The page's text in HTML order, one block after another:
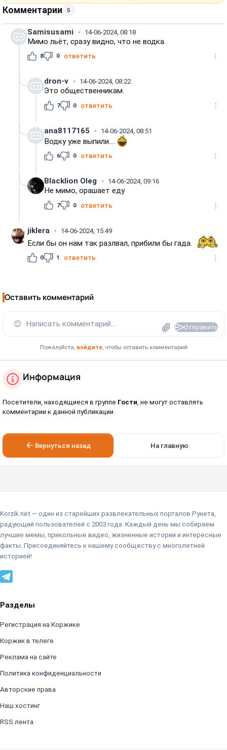
Комментарии 5
Samisusami 14-06-2024, 08:18
Мимо льёт, сразу видно, что не водка.
8 0 ответить
dron-v 14-06-2024, 08:22
Это общественникам.
7 0 ответить
ana8117165 14-06-2024, 08:51
Водку уже выпили....
6 0 ответить
Blacklion Oleg 14-06-2024, 09:16
Не мимо, орашает еду
7 0 ответить
jiklera 14-06-2024, 15:49
Если бы он нам так разлвал, прибили бы гада.
0 1 ответить
Оставить комментарий
😊 Написать комментарий... Отправить
Пожалуйста, войдите, чтобы оставить комментарий
Информация
Посетители, находящиеся в группе Гости, не могут оставлять
комментарии к данной публикации.
Вернуться назад На главную
Korzik.net — один из старейших развлекательных порталов Рунета,
радующий пользователей с 2003 года. Каждый день мы собираем
лучшие мемы, прикольные видео, жизненные истории и интересные
факты. Присоединяйтесь к нашему сообществу с многолетней
историей!
Разделы
Регистрация на Коржике
Коржик в телеге
Реклама на сайте
Политика конфиденциальности
Авторские права
Наш хостинг
RSS лента